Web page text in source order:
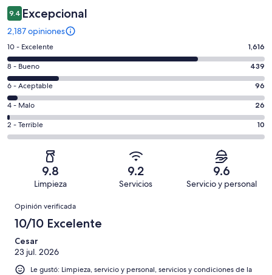
9.4 Excepcional
2,187 opiniones
Puntuación
de
10,
es
decir,
Excelente.
Basada
en
opiniones
10 - Excelente 1,616
Puntuación
de
8,
es
decir,
Bueno.
opiniones
8 - Bueno 439
Puntuación
de
6,
es
decir,
Aceptable.
de
2187
opiniones
6 - Aceptable 96
Puntuación
de
4,
Basada
26
de
opiniones
4 - Malo 26
Puntuación
de
Terrible.
Basada
de
2187
opiniones
2 - Terrible 10
9.8
Limpieza
9.2
Servicios
9.6
Servicio y personal
Opiniones
Opinión verificada
10/10 Excelente
Cesar
23 jul. 2026
Le gustó: Limpieza, servicio y personal, servicios y condiciones de la